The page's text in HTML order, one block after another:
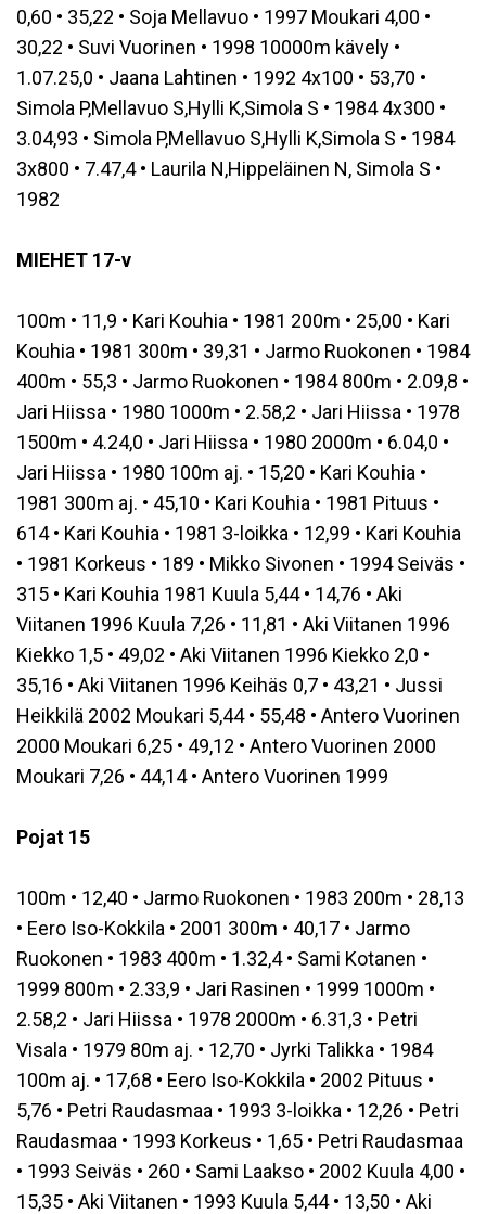
0,60 • 35,22 • Soja Mellavuo • 1997 Moukari 4,00 •
30,22 • Suvi Vuorinen • 1998 10000m kävely •
1.07.25,0 • Jaana Lahtinen • 1992 4x100 • 53,70 •
Simola P,Mellavuo S,Hylli K,Simola S • 1984 4x300 •
3.04,93 • Simola P,Mellavuo S,Hylli K,Simola S • 1984
3x800 • 7.47,4 • Laurila N,Hippeläinen N, Simola S •
1982
MIEHET 17-v
100m • 11,9 • Kari Kouhia • 1981 200m • 25,00 • Kari
Kouhia • 1981 300m • 39,31 • Jarmo Ruokonen • 1984
400m • 55,3 • Jarmo Ruokonen • 1984 800m • 2.09,8 •
Jari Hiissa • 1980 1000m • 2.58,2 • Jari Hiissa • 1978
1500m • 4.24,0 • Jari Hiissa • 1980 2000m • 6.04,0 •
Jari Hiissa • 1980 100m aj. • 15,20 • Kari Kouhia •
1981 300m aj. • 45,10 • Kari Kouhia • 1981 Pituus •
614 • Kari Kouhia • 1981 3-loikka • 12,99 • Kari Kouhia
• 1981 Korkeus • 189 • Mikko Sivonen • 1994 Seiväs •
315 • Kari Kouhia 1981 Kuula 5,44 • 14,76 • Aki
Viitanen 1996 Kuula 7,26 • 11,81 • Aki Viitanen 1996
Kiekko 1,5 • 49,02 • Aki Viitanen 1996 Kiekko 2,0 •
35,16 • Aki Viitanen 1996 Keihäs 0,7 • 43,21 • Jussi
Heikkilä 2002 Moukari 5,44 • 55,48 • Antero Vuorinen
2000 Moukari 6,25 • 49,12 • Antero Vuorinen 2000
Moukari 7,26 • 44,14 • Antero Vuorinen 1999
Pojat 15
100m • 12,40 • Jarmo Ruokonen • 1983 200m • 28,13
• Eero Iso-Kokkila • 2001 300m • 40,17 • Jarmo
Ruokonen • 1983 400m • 1.32,4 • Sami Kotanen •
1999 800m • 2.33,9 • Jari Rasinen • 1999 1000m •
2.58,2 • Jari Hiissa • 1978 2000m • 6.31,3 • Petri
Visala • 1979 80m aj. • 12,70 • Jyrki Talikka • 1984
100m aj. • 17,68 • Eero Iso-Kokkila • 2002 Pituus •
5,76 • Petri Raudasmaa • 1993 3-loikka • 12,26 • Petri
Raudasmaa • 1993 Korkeus • 1,65 • Petri Raudasmaa
• 1993 Seiväs • 260 • Sami Laakso • 2002 Kuula 4,00 •
15,35 • Aki Viitanen • 1993 Kuula 5,44 • 13,50 • Aki